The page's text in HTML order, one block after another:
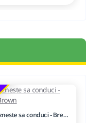
Indrazneste sa conduci - Brene Brown